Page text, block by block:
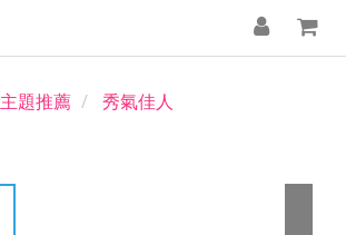
主題推薦 秀氣佳人